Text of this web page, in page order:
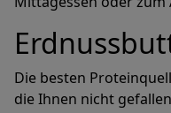
Die besten
die Ihnen nicht